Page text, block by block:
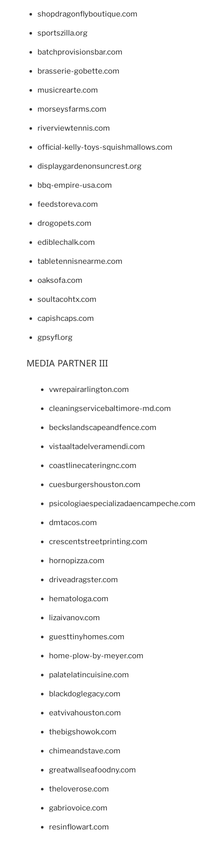
shopdragonflyboutique.com
sportszilla.org
batchprovisionsbar.com
brasserie-gobette.com
musicrearte.com
morseysfarms.com
riverviewtennis.com
official-kelly-toys-squishmallows.com
displaygardenonsuncrest.org
bbq-empire-usa.com
feedstoreva.com
drogopets.com
ediblechalk.com
tabletennisnearme.com
oaksofa.com
soultacohtx.com
capishcaps.com
gpsyfl.org
MEDIA PARTNER III
vwrepairarlington.com
cleaningservicebaltimore-md.com
beckslandscapeandfence.com
vistaaltadelveramendi.com
coastlinecateringnc.com
cuesburgershouston.com
psicologiaespecializadaencampeche.com
dmtacos.com
crescentstreetprinting.com
hornopizza.com
driveadragster.com
hematologa.com
lizaivanov.com
guesttinyhomes.com
home-plow-by-meyer.com
palatelatincuisine.com
blackdoglegacy.com
eatvivahouston.com
thebigshowok.com
chimeandstave.com
greatwallseafoodny.com
theloverose.com
gabriovoice.com
resinflowart.com